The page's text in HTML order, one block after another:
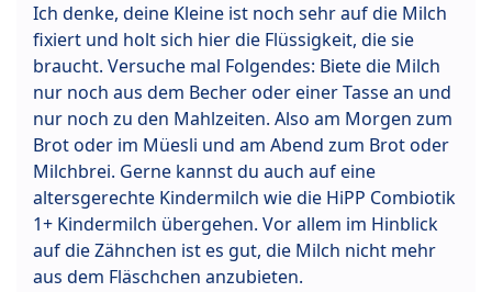
Ich denke, deine Kleine ist noch sehr auf die Milch
fixiert und holt sich hier die Flüssigkeit, die sie
braucht. Versuche mal Folgendes: Biete die Milch
nur noch aus dem Becher oder einer Tasse an und
nur noch zu den Mahlzeiten. Also am Morgen zum
Brot oder im Müesli und am Abend zum Brot oder
Milchbrei. Gerne kannst du auch auf eine
altersgerechte Kindermilch wie die HiPP Combiotik
1+ Kindermilch übergehen. Vor allem im Hinblick
auf die Zähnchen ist es gut, die Milch nicht mehr
aus dem Fläschchen anzubieten.